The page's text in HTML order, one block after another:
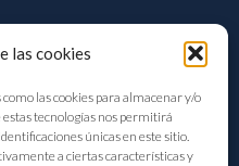
las cookies
las cookies para almacenar y/o
tecnologías nos permitirá
únicas en este sitio.
a ciertas características y